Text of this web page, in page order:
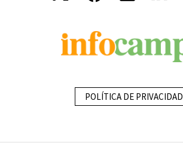
POLÍTICA DE PRIVACIDAD